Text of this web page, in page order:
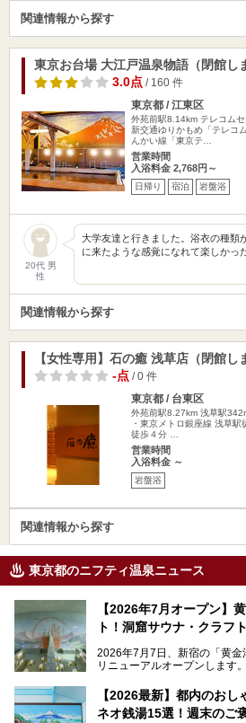
関連情報から探す
東京お台場 大江戸温泉物語（閉館し
3.0点/ 160 件
東京都 / 江東区
外苑前駅8.14km テレコム
新交通ゆりかもめ「テレコ
んかい線「東京テ…
営業時間
入浴料金 2,768円～
日帰り 宿泊 岩盤浴
20代 男
性
大学友達と行きました。浴衣の種類
に来たような感覚になれて楽しかっ
関連情報から探す
【女性専用】石の癒 浅草店（閉館し
-点/ 0 件
東京都 / 台東区
外苑前駅8.27km 浅草駅
・東京メトロ銀座線 浅草
徒歩４分 …
営業時間
入浴料金 ～
岩盤浴
関連情報から探す
東京都のニフティ温泉ニュース
【2026年7月オープン】
ト！洞窟サウナ・クラフ
2026年7月7日、新宿の「黄
リニューアルオープンします。
レトロでノスタルジックなタ
を知る地元の人にも、新しく
る、今の時代の"銭湯"として
【2026最新】都内のおし
ネオ銭湯15選！週末のご